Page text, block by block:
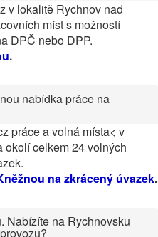
v lokalitě Rychnov nad
míst s možností
DPČ nebo DPP.
.
nabídka práce na
práce a volná místa< v
okolí celkem 24 volných
na zkrácený úvazek.
Nabízíte na Rychnovsku